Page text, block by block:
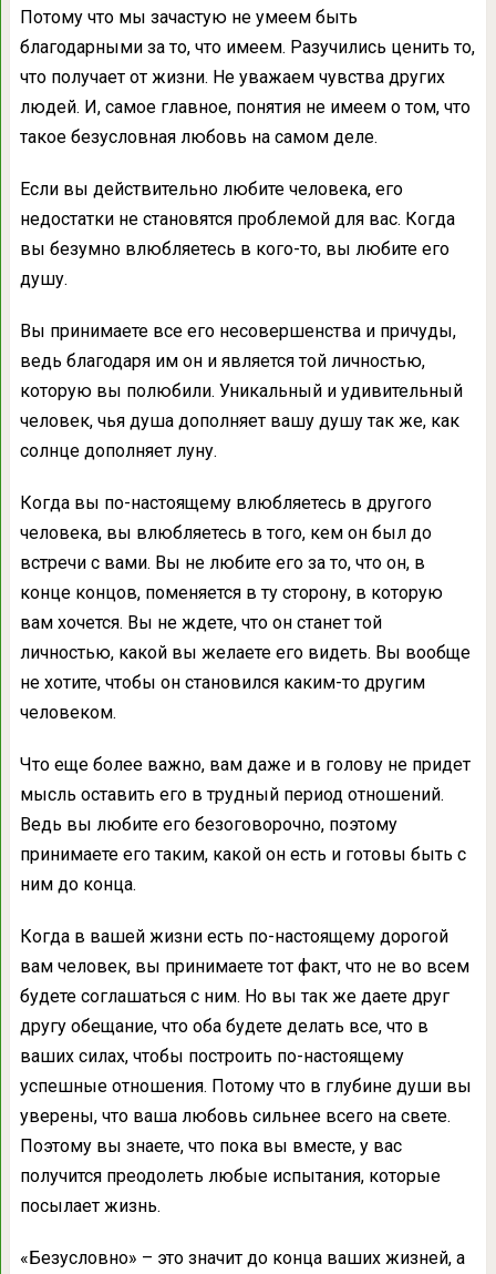
Потому что мы зачастую не умеем быть
благодарными за то, что имеем. Разучились ценить то,
что получает от жизни. Не уважаем чувства других
людей. И, самое главное, понятия не имеем о том, что
такое безусловная любовь на самом деле.
Если вы действительно любите человека, его
недостатки не становятся проблемой для вас. Когда
вы безумно влюбляетесь в кого-то, вы любите его
душу.
Вы принимаете все его несовершенства и причуды,
ведь благодаря им он и является той личностью,
которую вы полюбили. Уникальный и удивительный
человек, чья душа дополняет вашу душу так же, как
солнце дополняет луну.
Когда вы по-настоящему влюбляетесь в другого
человека, вы влюбляетесь в того, кем он был до
встречи с вами. Вы не любите его за то, что он, в
конце концов, поменяется в ту сторону, в которую
вам хочется. Вы не ждете, что он станет той
личностью, какой вы желаете его видеть. Вы вообще
не хотите, чтобы он становился каким-то другим
человеком.
Что еще более важно, вам даже и в голову не придет
мысль оставить его в трудный период отношений.
Ведь вы любите его безоговорочно, поэтому
принимаете его таким, какой он есть и готовы быть с
ним до конца.
Когда в вашей жизни есть по-настоящему дорогой
вам человек, вы принимаете тот факт, что не во всем
будете соглашаться с ним. Но вы так же даете друг
другу обещание, что оба будете делать все, что в
ваших силах, чтобы построить по-настоящему
успешные отношения. Потому что в глубине души вы
уверены, что ваша любовь сильнее всего на свете.
Поэтому вы знаете, что пока вы вместе, у вас
получится преодолеть любые испытания, которые
посылает жизнь.
«Безусловно» – это значит до конца ваших жизней, а